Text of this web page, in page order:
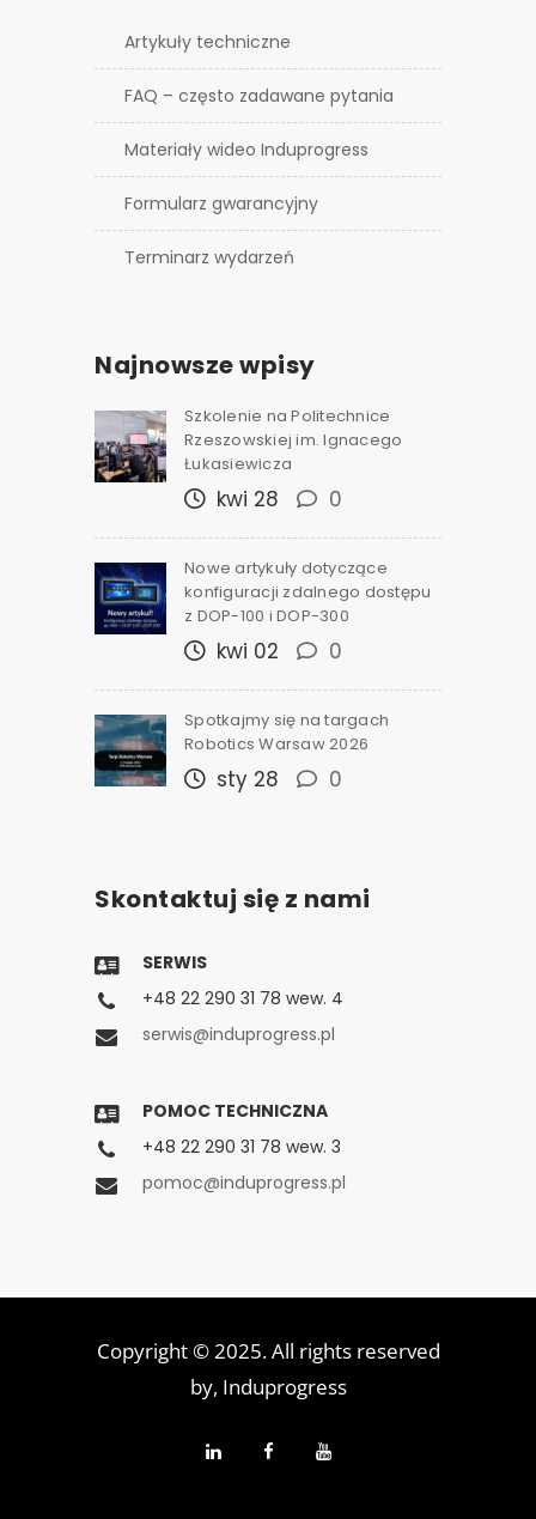
Artykuły techniczne
FAQ – często zadawane pytania
Materiały wideo Induprogress
Formularz gwarancyjny
Terminarz wydarzeń
Najnowsze wpisy
Szkolenie na Politechnice
Rzeszowskiej im. Ignacego
Łukasiewicza
kwi 28 0
Nowe artykuły dotyczące
konfiguracji zdalnego dostępu
z DOP-100 i DOP-300
kwi 02 0
Spotkajmy się na targach
Robotics Warsaw 2026
sty 28 0
Skontaktuj się z nami
SERWIS
+48 22 290 31 78 wew. 4
serwis@induprogress.pl
POMOC TECHNICZNA
+48 22 290 31 78 wew. 3
pomoc@induprogress.pl
Copyright © 2025. All rights reserved
by, Induprogress